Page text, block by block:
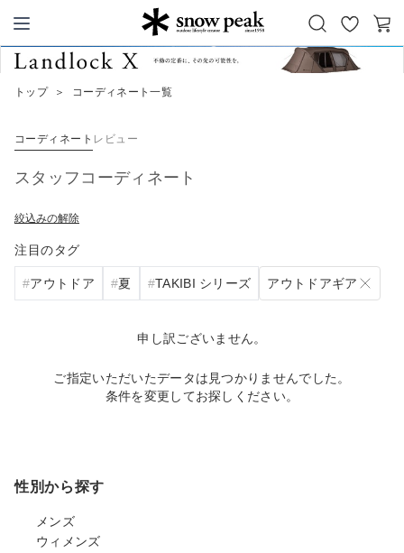
Snow Peak
お
気
カ
トップ ＞ コーディネート一覧
コーディネート レビュー
スタッフコーディネート
絞込みの解除
注目のタグ
アウトドア 夏 TAKIBI シリーズ アウトドアギア
申し訳ございません。
ご指定いただいたデータは見つかりませんでした。
条件を変更してお探しください。
性別から探す
メンズ
ウィメンズ